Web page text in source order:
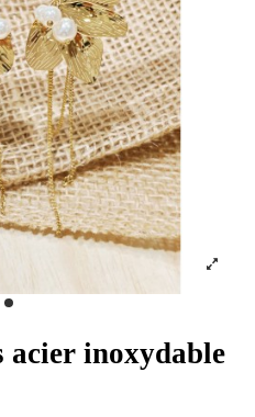
acier inoxydable